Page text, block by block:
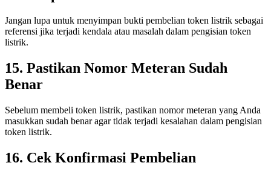
Jangan lupa untuk menyimpan bukti pembelian token listrik sebagai
referensi jika terjadi kendala atau masalah dalam pengisian token
listrik.
15. Pastikan Nomor Meteran Sudah
Benar
Sebelum membeli token listrik, pastikan nomor meteran yang Anda
masukkan sudah benar agar tidak terjadi kesalahan dalam pengisian
token listrik.
16. Cek Konfirmasi Pembelian